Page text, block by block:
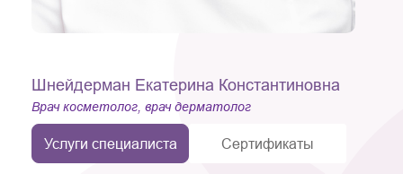
Шнейдерман Екатерина Константиновна
Врач косметолог, врач дерматолог
Услуги специалиста Сертификаты